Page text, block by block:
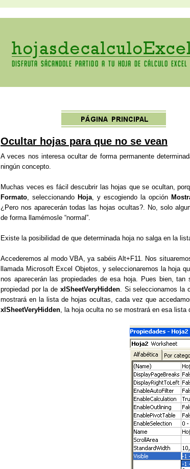
Ocultar hojas para que no se vean
A veces nos interesa ocultar de forma permanente
ningún concepto.
Muchas veces es fácil descubrir las hojas que se ocultan,
Formato, seleccionando Hoja, y escogiendo la opción
¿Pero nos aparecerán todas las hojas ocultas?. No, solo
de forma llamémosle “normal”.
Existe la posibilidad de que determinada hoja no salga en la
Accederemos al modo VBA, ya sabéis Alt+F11. Nos
llamada Microsoft Excel Objetos, y seleccionaremos la hoja
nos aparecerán las propiedades de esa hoja. Pues bien,
propiedad por la de xlSheetVeryHidden. Si seleccionamos la
mostrará en la lista de hojas ocultas, cada vez que
xlSheetVeryHidden, la hoja oculta no se mostrará en esa lista